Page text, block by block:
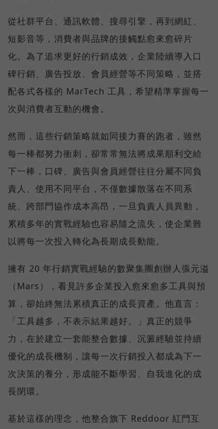
從社群平台、通訊軟體、搜尋引擎，再到網紅、
短影音等，消費者與品牌的接觸點愈來愈碎片
化。為了追求更好的行銷成效，企業陸續導入口
碑行銷、廣告投放、會員經營等不同策略，並搭
配各式各樣的 MarTech 工具，希望精準掌握每一
次與消費者互動的機會。
然而，這些行銷策略就如同接力賽的跑者，雖然
每一棒都努力衝刺，卻常常無法將成果順利交給
下一棒，口碑、廣告與會員經營往往分屬不同負
責人、使用不同平台，不僅數據散落在不同系
統、跨部門協作成本高昂，一旦負責人員異動，
累積多年的實戰經驗也容易隨之流失，使企業難
以將每一次投入轉化為長期成長動能。
擁有 20 年行銷實戰經驗的數聚集團創辦人張元溢
（Mars），看見許多企業投入愈來愈多工具與預
算，卻始終無法累積真正的成長資產。他直言：
「工具越多，不表示結果越好。」真正的競爭
力，在於建立一套能整合數據、沉澱經驗並持續
優化的成長機制，讓每一次行銷投入都成為下一
次決策的養分，形成能不斷學習、自我進化的成
長閉環。
基於這樣的理念，他整合旗下 Reddoor 紅門互